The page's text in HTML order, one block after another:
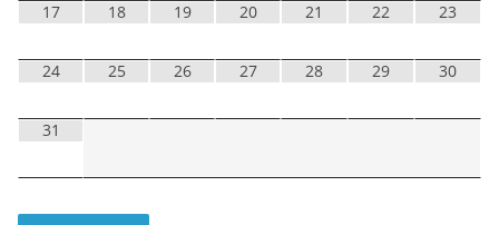
17 18 19 20 21 22 23
24 25 26 27 28 29 30
31